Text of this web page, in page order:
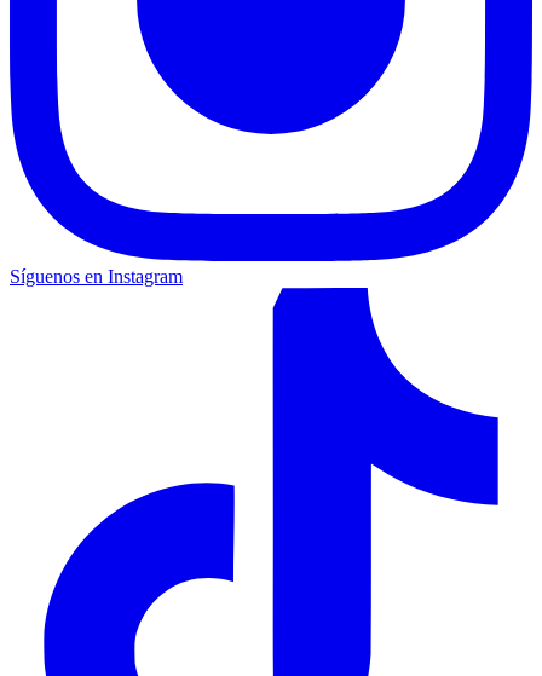
Síguenos en Instagram